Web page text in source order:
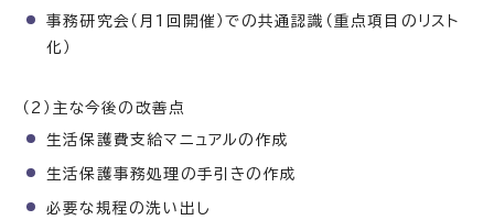
事務研究会（月1回開催）での共通認識（重点項目のリスト
化）
（2）主な今後の改善点
生活保護費支給マニュアルの作成
生活保護事務処理の手引きの作成
必要な規程の洗い出し